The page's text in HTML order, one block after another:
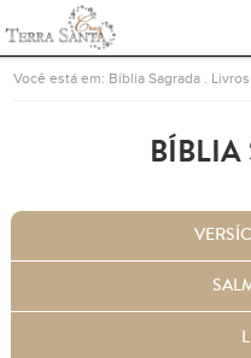
Ir para a página inicial
Você está em: Bíblia Sagrada Livros